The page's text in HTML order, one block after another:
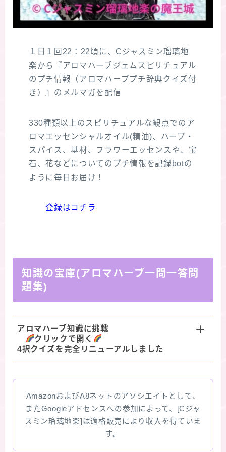
１日１回22：22頃に、Cジャスミン瑠璃地
楽から『アロマハーブジェムスピリチュアル
のプチ情報（アロマハーブプチ辞典クイズ付
き）』のメルマガを配信
330種類以上のスピリチュアルな観点でのア
ロマエッセンシャルオイル(精油)、ハーブ・
スパイス、基材、フラワーエッセンスや、宝
石、花などについてのプチ情報を記録botの
ように毎日お届け！
登録はコチラ
知識の宝庫(アロマハーブ一問一答問
題集)
アロマハーブ知識に挑戦
クリックで開く
4択クイズを完全リニューアルしました
AmazonおよびA8ネットのアソシエイトとして、
またGoogleアドセンスへの参加によって、[Cジャ
スミン瑠璃地楽]は適格販売により収入を得ていま
す。